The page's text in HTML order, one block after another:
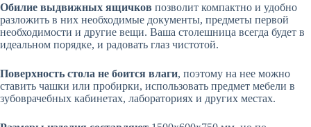
Обилие выдвижных ящичков позволит компактно и удобно
разложить в них необходимые документы, предметы первой
необходимости и другие вещи. Ваша столешница всегда будет в
идеальном порядке, и радовать глаз чистотой.
Поверхность стола не боится влаги, поэтому на нее можно
ставить чашки или пробирки, использовать предмет мебели в
зубоврачебных кабинетах, лабораториях и других местах.